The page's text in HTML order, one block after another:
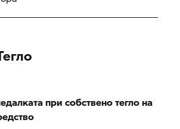
при собствено тегло на